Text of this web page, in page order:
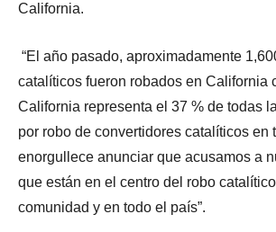
California.
“El año pasado, aproximadamente
catalíticos fueron robados en California
California representa el 37 % de todas
por robo de convertidores catalíticos en
enorgullece anunciar que acusamos a
que están en el centro del robo
comunidad y en todo el país”.